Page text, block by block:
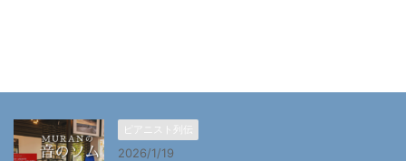
ピアニスト列伝
2026/1/19